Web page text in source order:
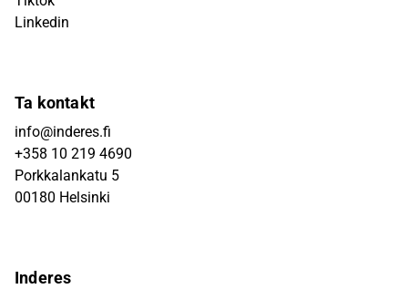
Linkedin
Ta kontakt
info@inderes.fi
+358 10 219 4690
Porkkalankatu 5
00180 Helsinki
Inderes